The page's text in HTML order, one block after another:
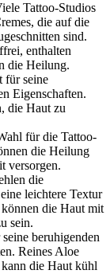
Tattoo-Studios
die auf die
sind.
enthalten
die Heilung.
für seine
Eigenschaften.
die Haut zu
für die Tattoo-
die Heilung
versorgen.
die
leichtere Textur
die Haut mit
sein.
beruhigenden
Reines Aloe
die Haut kühl